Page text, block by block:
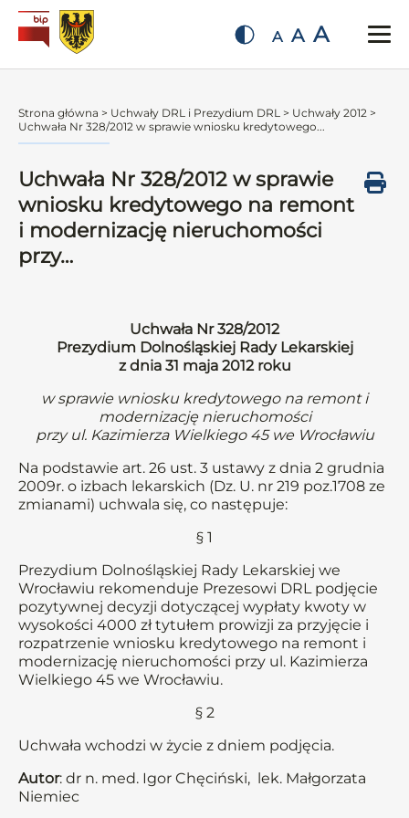
A A A
Strona główna > Uchwały DRL i Prezydium DRL > Uchwały 2012 >
Uchwała Nr 328/2012 w sprawie wniosku kredytowego...
Uchwała Nr 328/2012 w sprawie
wniosku kredytowego na remont
i modernizację nieruchomości
przy…
Uchwała Nr 328/2012
Prezydium Dolnośląskiej Rady Lekarskiej
z dnia 31 maja 2012 roku
w sprawie wniosku kredytowego na remont i
modernizację nieruchomości
przy ul. Kazimierza Wielkiego 45 we Wrocławiu
Na podstawie art. 26 ust. 3 ustawy z dnia 2 grudnia
2009r. o izbach lekarskich (Dz. U. nr 219 poz.1708 ze
zmianami) uchwala się, co następuje:
§ 1
Prezydium Dolnośląskiej Rady Lekarskiej we
Wrocławiu rekomenduje Prezesowi DRL podjęcie
pozytywnej decyzji dotyczącej wypłaty kwoty w
wysokości 4000 zł tytułem prowizji za przyjęcie i
rozpatrzenie wniosku kredytowego na remont i
modernizację nieruchomości przy ul. Kazimierza
Wielkiego 45 we Wrocławiu.
§ 2
Uchwała wchodzi w życie z dniem podjęcia.
Autor: dr n. med. Igor Chęciński, lek. Małgorzata
Niemiec